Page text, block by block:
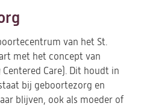
van het St.
met het concept van
Care). Dit houdt in
bij geboortezorg en
blijven, ook als moeder of